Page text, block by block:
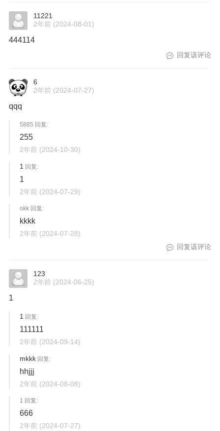
11221
2年前 (2024-08-01)
444114
回复该评论
6
2年前 (2024-07-27)
qqq
5885 回复:
255
2年前 (2024-10-30)
1 回复:
1
2年前 (2024-07-29)
okk 回复:
kkkk
2年前 (2024-07-28)
回复该评论
123
2年前 (2024-06-25)
1
1 回复:
111111
2年前 (2024-09-14)
mkkk 回复:
hhjjj
2年前 (2024-08-08)
1 回复:
666
2年前 (2024-07-27)